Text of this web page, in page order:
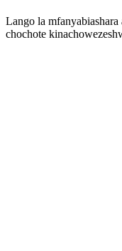
Lango la
chochote